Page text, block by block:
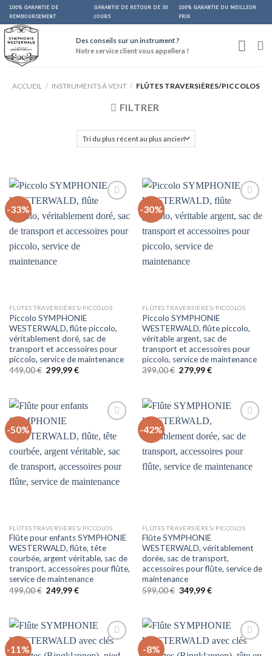
Skip
to
content
100% GARANTIE DE
REMBOURSEMENT
GARANTIE DE RETOUR DE 30
JOURS
100% GARANTIE DU MEILLEUR
PRIX
Des conseils sur un instrument ?
Notre service client vous appellera !
ACCUEIL / INSTRUMENTS À VENT / FLÛTES TRAVERSIÈRES/PICCOLOS
FILTRER
-33%
Auf
die
Wunschliste
FLÛTES TRAVERSIÈRES/PICCOLOS
Piccolo SYMPHONIE
WESTERWALD, flûte piccolo,
véritablement doré, sac de
transport et accessoires pour
piccolo, service de maintenance
449,00€ Le
449,00 €.
299,99€Le
299,99 €.
-30%
Auf
die
Wunschliste
FLÛTES TRAVERSIÈRES/PICCOLOS
Piccolo SYMPHONIE
WESTERWALD, flûte piccolo,
véritable argent, sac de
transport et accessoires pour
piccolo, service de maintenance
399,00€ Le
399,00 €.
279,99€Le
279,99 €.
-50%
Auf
die
Wunschliste
FLÛTES TRAVERSIÈRES/PICCOLOS
Flûte pour enfants SYMPHONIE
WESTERWALD, flûte, tête
courbée, argent véritable, sac de
transport, accessoires pour flûte,
service de maintenance
499,00€ Le
499,00 €.
249,99€Le
249,99 €.
-42%
Auf
die
Wunschliste
FLÛTES TRAVERSIÈRES/PICCOLOS
Flûte SYMPHONIE
WESTERWALD, véritablement
dorée, sac de transport,
accessoires pour flûte, service de
maintenance
599,00€ Le
599,00 €.
349,99€Le
349,99 €.
-11% -8%